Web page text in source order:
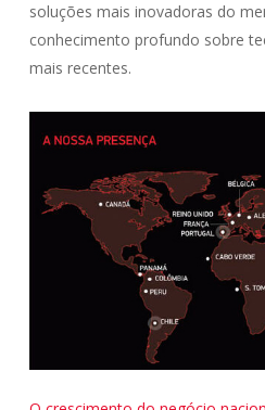
soluções mais inovadoras do
conhecimento profundo sobre
mais recentes.